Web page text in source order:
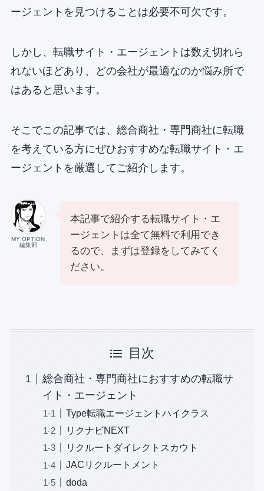
ージェントを見つけることは必要不可欠です。
しかし、転職サイト・エージェントは数え切れら
れないほどあり、どの会社が最適なのか悩み所で
はあると思います。
そこでこの記事では、総合商社・専門商社に転職
を考えている方にぜひおすすめな転職サイト・エ
ージェントを厳選してご紹介します。
MY OPTION
編集部
本記事で紹介する転職サイト・エ
ージェントは全て無料で利用でき
るので、まずは登録をしてみてく
ださい。
目次
総合商社・専門商社におすすめの転職サ
イト・エージェント
Type転職エージェントハイクラス
リクナビNEXT
リクルートダイレクトスカウト
JACリクルートメント
doda